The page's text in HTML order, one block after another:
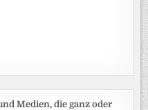
Medien, die ganz oder